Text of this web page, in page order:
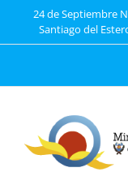
24 de Septiembre
Santiago del